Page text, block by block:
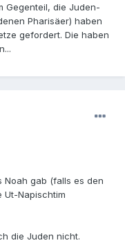
Gegenteil, die Juden-
Pharisäer) haben
gefordert. Die haben
Noah gab (falls es den
Ut-Napischtim
die Juden nicht.